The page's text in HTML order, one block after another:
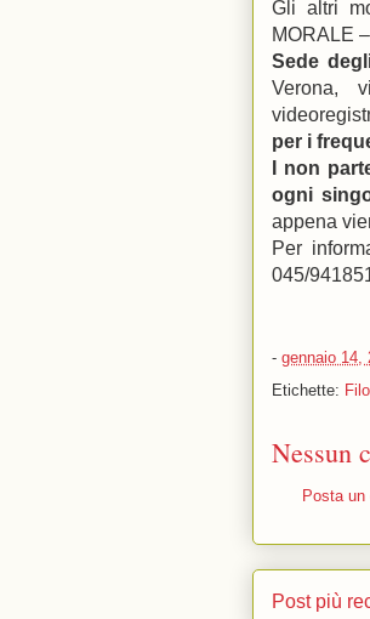
Gli altri
MORALE
Sede
Verona,
per i
I non
ogni
appena
Per
045/
- gennaio 14,
Etichette:
Nessun
Posta
Post più